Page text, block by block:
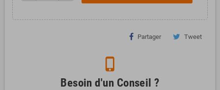
Partager Tweet
phone_iphone
Besoin d'un Conseil ?